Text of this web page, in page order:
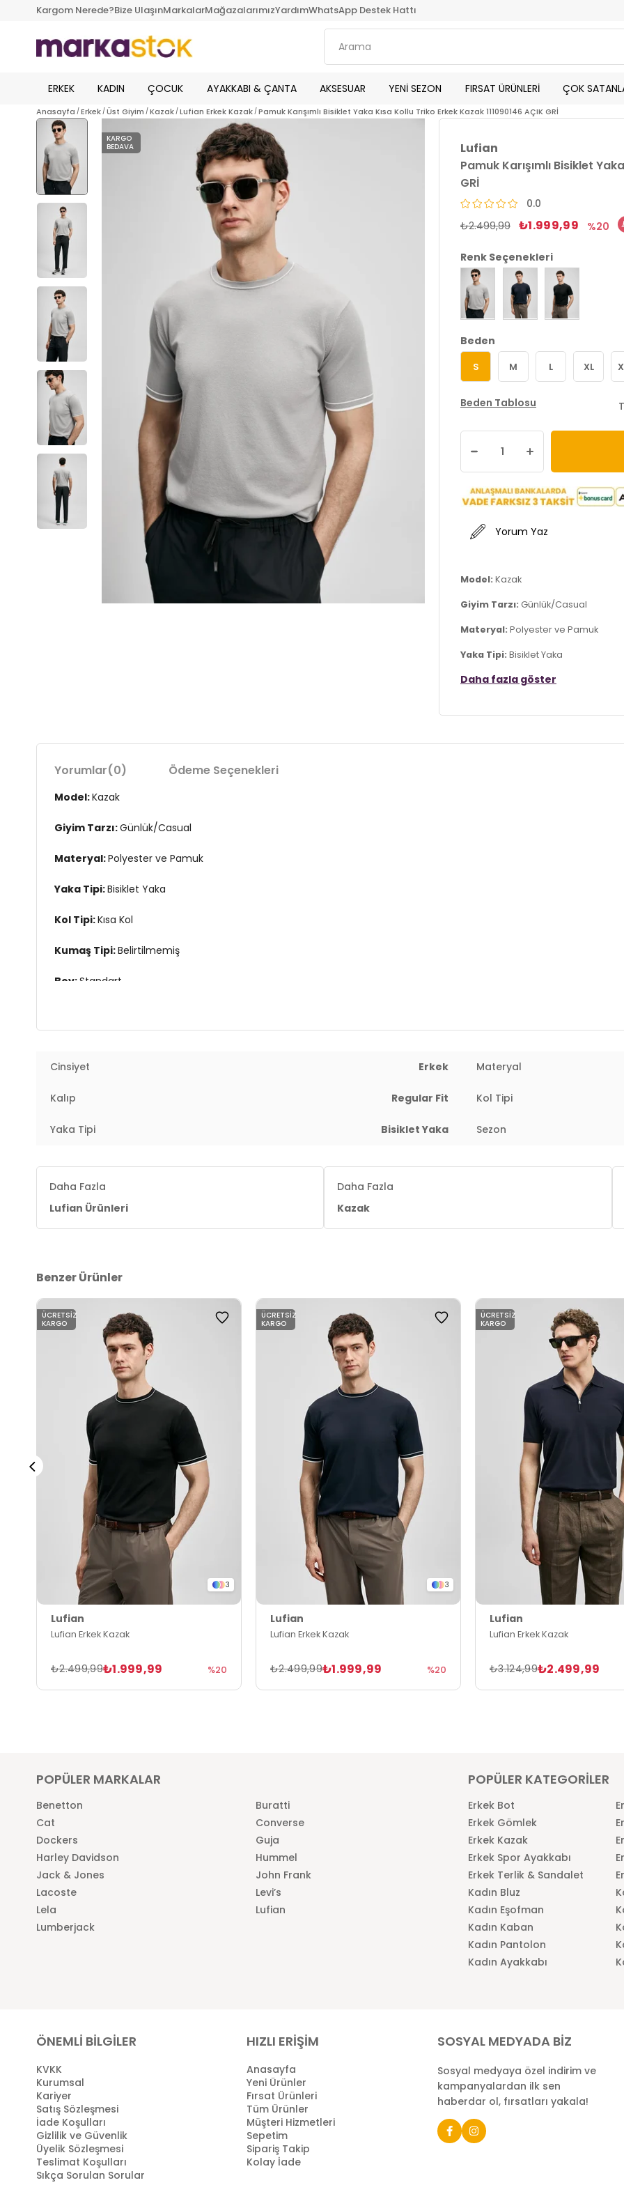
Kargom Nerede?Bize UlaşınMarkalarMağazalarımızYardımWhatsApp Destek Hattı
ERKEK KADIN ÇOCUK AYAKKABI & ÇANTA AKSESUAR YENİ SEZON FIRSAT ÜRÜNLERİ ÇOK
Anasayfa Erkek Üst Giyim Kazak Lufian Erkek Kazak Pamuk Karışımlı Bisiklet Yaka Kısa Kollu Triko Erkek Kazak 111090146 AÇIK GRİ
KARGO
BEDAVA
Lufian
Pamuk Karışımlı Bisiklet
GRİ
0.0
₺2.499,99 ₺1.999,99 20
Renk Seçenekleri
Beden
S M L XL
Beden Tablosu
Yorum Yaz
Model: Kazak
Giyim Tarzı: Günlük/Casual
Materyal: Polyester ve Pamuk
Yaka Tipi: Bisiklet Yaka
Kol Tipi:Kısa Kol
Daha fazla göster
Yorumlar(0) Ödeme Seçenekleri
Model:Kazak
Giyim Tarzı:Günlük/Casual
Materyal:Polyester ve Pamuk
Yaka Tipi:Bisiklet Yaka
Kol Tipi:Kısa Kol
Kumaş Tipi:Belirtilmemiş
Boy:Standart
Menşei:
Cinsiyet Erkek Materyal
Kalıp Regular Fit Kol Tipi
Yaka Tipi Bisiklet Yaka Sezon
Daha Fazla
Lufian Ürünleri
Daha Fazla
Kazak
Benzer Ürünler
3
Lufian
Lufian Erkek Kazak
₺1.999,99
₺2.499,99 %20
ÜCRETSIZ
KARGO
3
Lufian
Lufian Erkek Kazak
₺1.999,99
₺2.499,99 %20
ÜCRETSIZ
KARGO
Lufian
Lufian Erkek Kazak
₺2.499,99
₺3.124,99
ÜCRETSIZ
KARGO
POPÜLER MARKALAR
Benetton
Buratti
Cat
Converse
Dockers
Guja
Harley Davidson
Hummel
Jack & Jones
John Frank
Lacoste
Levi’s
Lela
Lufian
Lumberjack
POPÜLER KATEGORİLER
Erkek Bot
Erkek Gömlek
Erkek Kazak
Erkek Spor Ayakkabı
Erkek Terlik & Sandalet
Kadın Bluz
Kadın Eşofman
Kadın Kaban
Kadın Pantolon
Kadın Ayakkabı
ÖNEMLİ BİLGİLER
KVKK
Kurumsal
Kariyer
Satış Sözleşmesi
İade Koşulları
Gizlilik ve Güvenlik
Üyelik Sözleşmesi
Teslimat Koşulları
Sıkça Sorulan Sorular
HIZLI ERİŞİM
Anasayfa
Yeni Ürünler
Fırsat Ürünleri
Tüm Ürünler
Müşteri Hizmetleri
Sepetim
Sipariş Takip
Kolay İade
SOSYAL MEDYADA BİZ
Sosyal medyaya özel indirim ve
kampanyalardan ilk sen
haberdar ol, fırsatları yakala!